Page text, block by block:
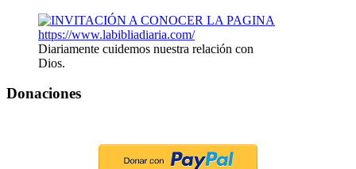
Diariamente cuidemos nuestra relación con
Dios.
Donaciones